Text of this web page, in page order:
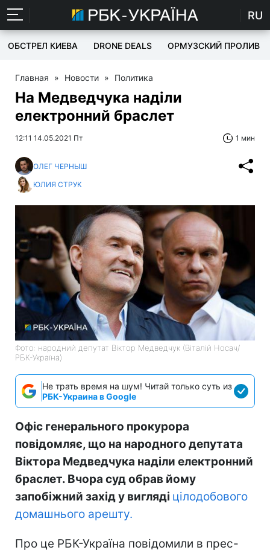
RU
ОБСТРЕЛ КИЕВА DRONE DEALS ОРМУЗСКИЙ ПРОЛИВ
Главная » Новости » Политика
На Медведчука наділи
електронний браслет
12:11 14.05.2021 Пт 1 мин
ОЛЕГ ЧЕРНЫШ
ЮЛИЯ СТРУК
Фото: народний депутат Віктор Медведчук (Віталій Носач/
РБК-Україна)
Не трать время на шум! Читай только суть из
РБК-Украина в Google
Офіс генерального прокурора
повідомляє, що на народного депутата
Віктора Медведчука наділи електронний
браслет. Вчора суд обрав йому
запобіжний захід у вигляді цілодобового
домашнього арешту.
Про це РБК-Україна повідомили в прес-